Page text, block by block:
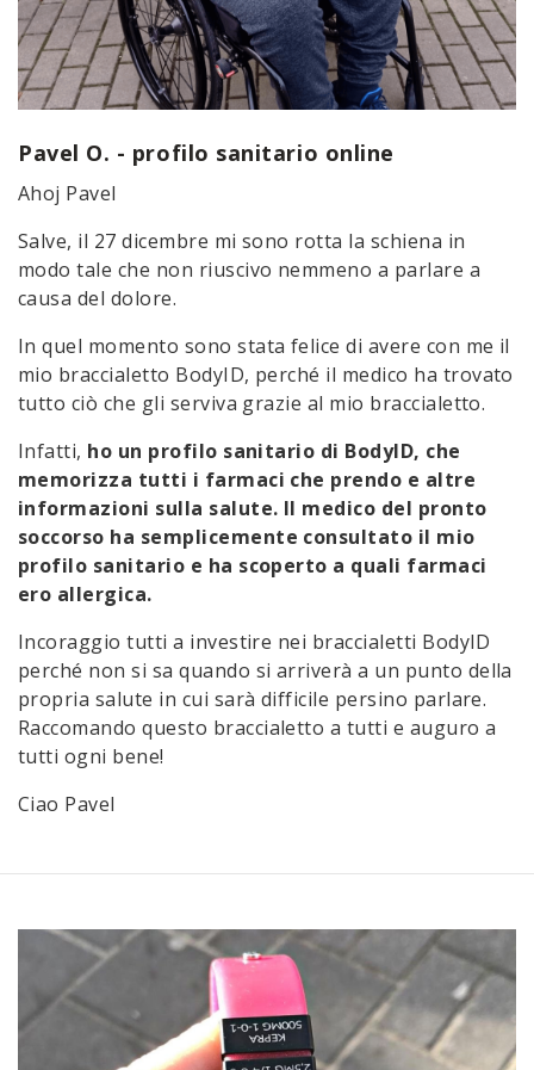
Pavel O. - profilo sanitario online
Ahoj Pavel
Salve, il 27 dicembre mi sono rotta la schiena in
modo tale che non riuscivo nemmeno a parlare a
causa del dolore.
In quel momento sono stata felice di avere con me il
mio braccialetto BodyID, perché il medico ha trovato
tutto ciò che gli serviva grazie al mio braccialetto.
Infatti, ho un profilo sanitario di BodyID, che
memorizza tutti i farmaci che prendo e altre
informazioni sulla salute. Il medico del pronto
soccorso ha semplicemente consultato il mio
profilo sanitario e ha scoperto a quali farmaci
ero allergica.
Incoraggio tutti a investire nei braccialetti BodyID
perché non si sa quando si arriverà a un punto della
propria salute in cui sarà difficile persino parlare.
Raccomando questo braccialetto a tutti e auguro a
tutti ogni bene!
Ciao Pavel